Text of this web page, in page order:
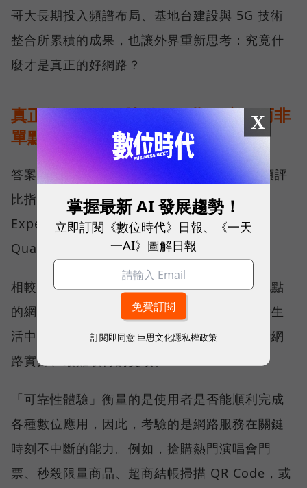
哥大長期投入頻譜布局、基地台建設與 5G 技術
整合所累積的成果，也讓外界重新思考：究竟什
麼才是真正的好網路？
真正的好網路，比的是長期穩定、而非
單點測速
答案，就藏在 Opensignal 最具代表性的兩項評
比指標──可靠性體驗（Reliability
Experience）與品質一致性（Consistent
Quality）。
相較於傳統下載速度只反映單一時間、單一地點
的網路表現，這兩項指標更重視使用者在真實生
活中的整體體驗，因此也是最能反映電信業者網
路實力、最難取得的獎項。
「可靠性體驗」衡量的是使用者是否能順利完成
各種數位應用，因此，考驗的是網路服務在關鍵
時刻不中斷的能力。例如，搶購熱門演唱會門
票、秒殺限量商品、超商結帳掃描 QR Code，或
X
掌握最新 AI 發展趨勢！
立即訂閱《數位時代》日報、《一天
一AI》圖解日報
訂閱即同意 巨思文化隱私權政策